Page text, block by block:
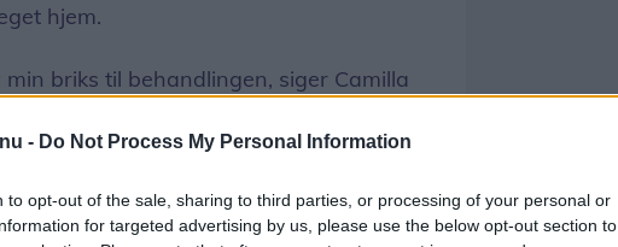
- Do Not Process My Personal Information
to opt-out of the sale, sharing to third parties, or processing of your personal or
for targeted advertising by us, please use the below opt-out section to
hjem.
briks til behandlingen, siger Camilla